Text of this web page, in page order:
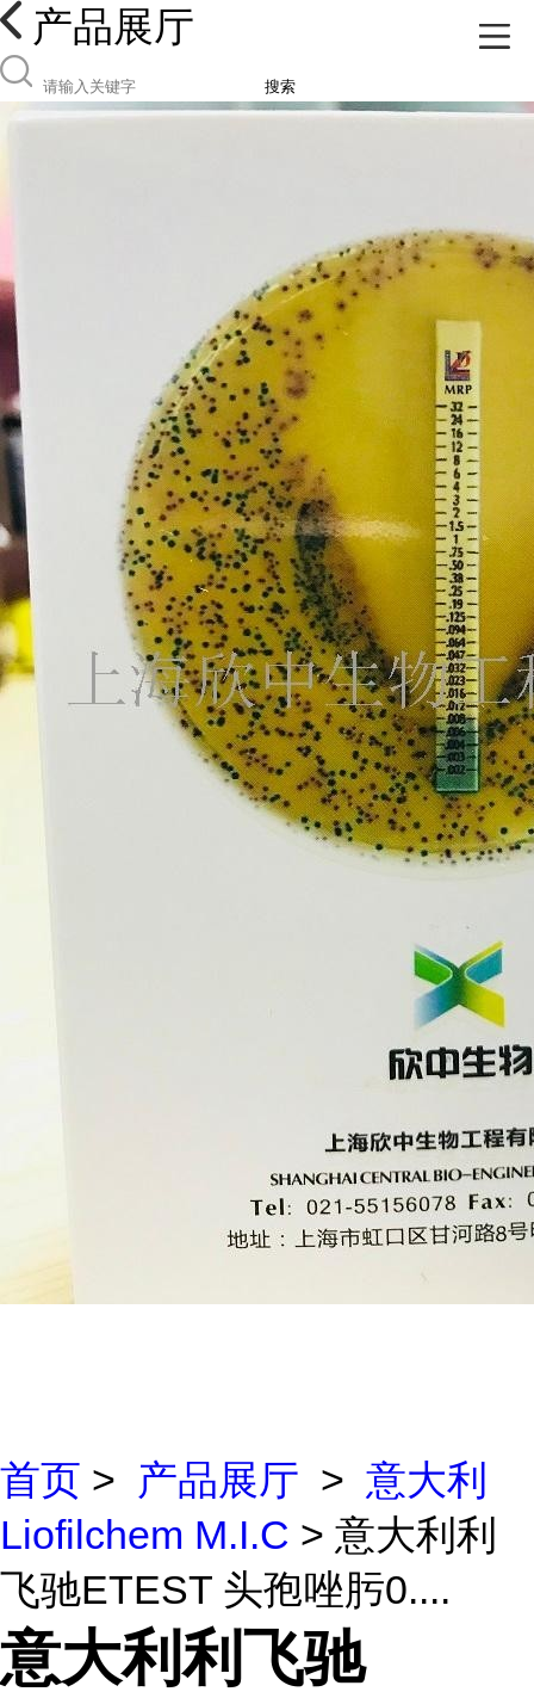
产品展厅
搜索
首页 > 产品展厅 > 意大利
Liofilchem M.I.C > 意大利利
飞驰ETEST 头孢唑肟0....
意大利利飞驰